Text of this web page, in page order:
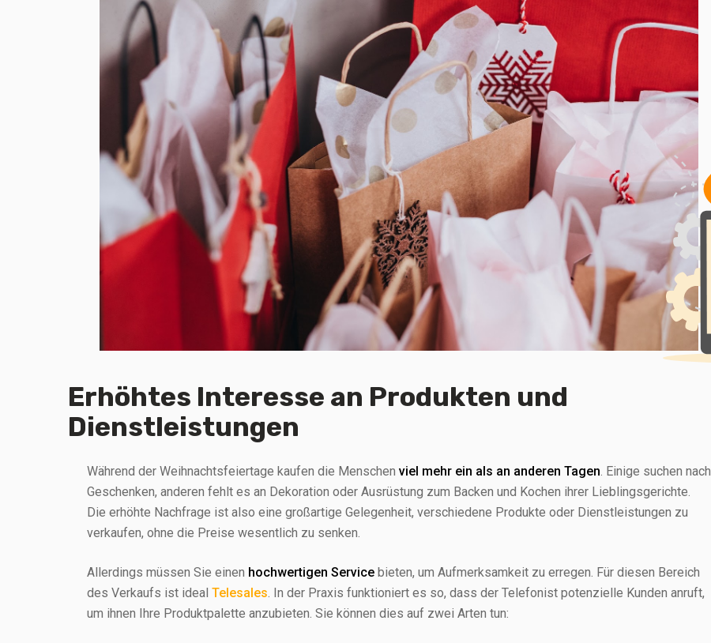
Erhöhtes Interesse an Produkten und
Dienstleistungen
Während der Weihnachtsfeiertage kaufen die Menschen viel mehr ein als an anderen Tagen. Einige suchen nach
Geschenken, anderen fehlt es an Dekoration oder Ausrüstung zum Backen und Kochen ihrer Lieblingsgerichte.
Die erhöhte Nachfrage ist also eine großartige Gelegenheit, verschiedene Produkte oder Dienstleistungen zu
verkaufen, ohne die Preise wesentlich zu senken.
Allerdings müssen Sie einen hochwertigen Service bieten, um Aufmerksamkeit zu erregen. Für diesen Bereich
des Verkaufs ist ideal Telesales. In der Praxis funktioniert es so, dass der Telefonist potenzielle Kunden anruft,
um ihnen Ihre Produktpalette anzubieten. Sie können dies auf zwei Arten tun: